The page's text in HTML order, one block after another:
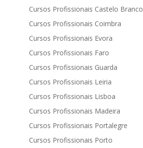
Cursos Profissionais Castelo Branco
Cursos Profissionais Coimbra
Cursos Profissionais Evora
Cursos Profissionais Faro
Cursos Profissionais Guarda
Cursos Profissionais Leiria
Cursos Profissionais Lisboa
Cursos Profissionais Madeira
Cursos Profissionais Portalegre
Cursos Profissionais Porto